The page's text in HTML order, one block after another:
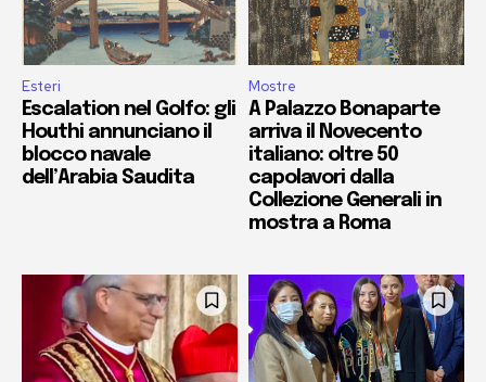
Esteri
Escalation nel Golfo: gli
Houthi annunciano il
blocco navale
dell’Arabia Saudita
Mostre
A Palazzo Bonaparte
arriva il Novecento
italiano: oltre 50
capolavori dalla
Collezione Generali in
mostra a Roma